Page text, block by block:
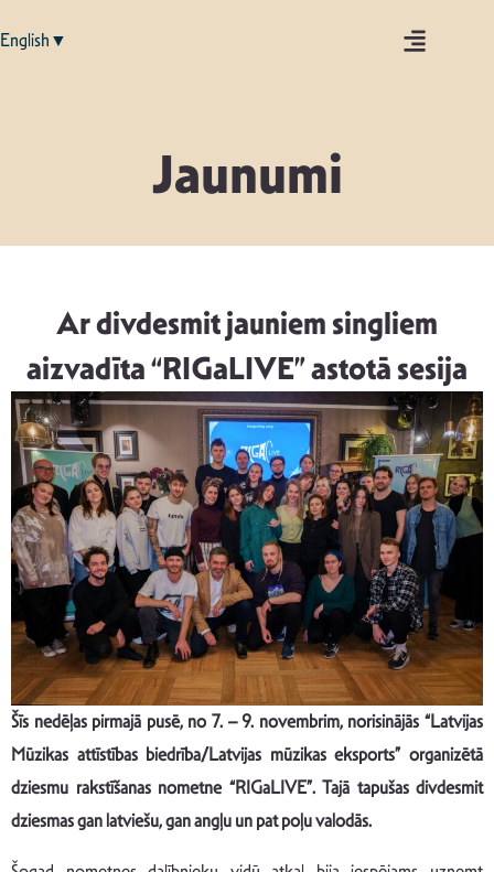
English▼
Jaunumi
Ar divdesmit jauniem singliem
aizvadīta “RIGaLIVE” astotā sesija
Šīs nedēļas pirmajā pusē, no 7. – 9. novembrim, norisinājās “Latvijas
Mūzikas attīstības biedrība/Latvijas mūzikas eksports” organizētā
dziesmu rakstīšanas nometne “RIGaLIVE”. Tajā tapušas divdesmit
dziesmas gan latviešu, gan angļu un pat poļu valodās.